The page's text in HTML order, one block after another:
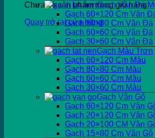
Chưa có sản phẩm trong giỏ hàng.
Quay trở lại cửa hàng
Gạch Vân Đá
Gạch 60×120 Cm Vân
Gạch 80×80 Cm Vân Đá
Gạch 60×60 Cm Vân Đá
Gạch 30×60 Cm Vân Đá
Gạch Màu Trơn
Gạch 60×120 Cm Màu
Gạch 80×80 Cm Màu
Gạch 60×60 Cm Màu
Gạch 30×60 Cm Màu
Gạch Vân Gỗ
Gạch 60×120 Cm Vân
Gạch 20×120 Cm Vân
Gạch 20×100 CM Vân
Gạch 15×80 Cm Vân Gỗ